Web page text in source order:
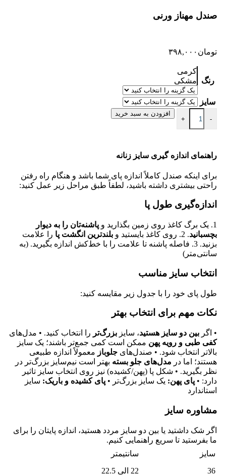
صندل مهناز ورنی
تومان ۳۹۸,۰۰۰
رنگ
کرمی
مشکی
سایز
-
+
افزودن به سبد خرید
راهنمای اندازه گیری سایز زنانه
برای اینکه صندل کاملاً اندازه پای شما باشد و هنگام راه رفتن
راحتی بیشتری داشته باشید، لطفاً طبق مراحل زیر عمل کنید:
اندازه‌گیری طول پا
1. یک برگ کاغذ روی زمین بگذارید و
پاشنه‌تان را به دیوار
بچسبانید. 2. روی کاغذ بایستید و بلندترین انگشت پا را علامت
بزنید. 3. فاصله پاشنه تا علامت را با خط‌کش اندازه بگیرید. (به
سانتی‌متر)
انتخاب سایز مناسب
طول پای خود را با جدول زیر مقایسه کنید:
نکات مهم برای انتخاب بهتر
• اگر بین دو سایز هستید، سایز بزرگ‌تر را انتخاب کنید. • مدل‌های
کفی طبی و رویه پهن ممکن است کمی جمع‌تر باشند؛ یک سایز
بالاتر انتخاب شود. • صندل‌های جلوباز معمولاً اندازه طبیعی
هستند؛ اما در مدل‌های جلو بسته بهتر است نیم‌سایز بزرگ‌تر در
نظر بگیرید. • شکل پا (پهن/کشیده) نیز روی انتخاب سایز تاثیر
دارد: • پای پهن: یک سایز بزرگ‌تر • پای کشیده و باریک: سایز
استاندارد
مشاوره سایز
اگر شک داشتید یا بین دو سایز مردد هستید، اندازه پایتان را برای
ما بفرستید تا سریع راهنمایی کنیم.
سایز
سانتیمتر
36
22 الی 22.5